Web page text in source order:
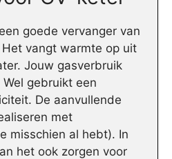
goede vervanger van
vangt warmte op uit
Jouw gasverbruik
gebruikt een
De aanvullende
met
misschien al hebt). In
het ook zorgen voor